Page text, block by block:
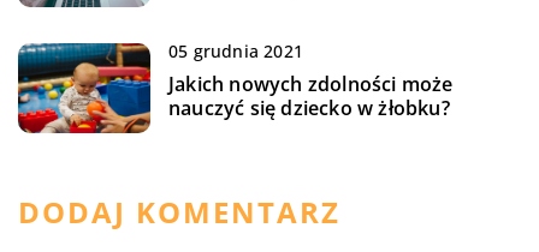
05 grudnia 2021
Jakich nowych zdolności może
nauczyć się dziecko w żłobku?
DODAJ KOMENTARZ